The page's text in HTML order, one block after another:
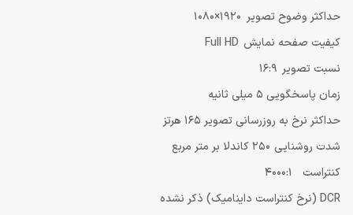
حداکثر وضوح تصویر 1920×1080
کیفیت صفحه نمایش Full HD
نسبت تصویر 16:9
زمان پاسخگویی 5 میلی ثانیه
حداکثر نرخ به روزرسانی تصویر 165 هرتز
شدت روشنایی 250 کاندلا بر متر مربع
کنتراست 4000:1
DCR (نرخ کنتراست داینامیک) ذکر نشده